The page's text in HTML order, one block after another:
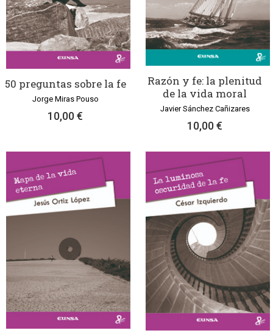
50 preguntas sobre la fe
Jorge Miras Pouso
10,00 €
Razón y fe: la plenitud
de la vida moral
Javier Sánchez Cañizares
10,00 €